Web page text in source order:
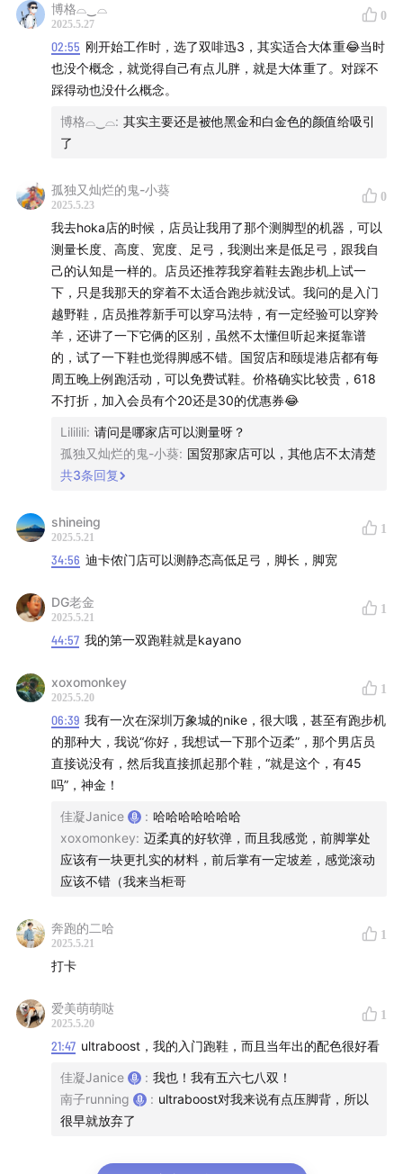
博格⌓‿⌓
2025.5.27
0
02:55 刚开始工作时，选了双啡迅3，其实适合大体重😂当时
也没个概念，就觉得自己有点儿胖，就是大体重了。对踩不
踩得动也没什么概念。
博格⌓‿⌓: 其实主要还是被他黑金和白金色的颜值给吸引
了
孤独又灿烂的鬼-小葵
2025.5.23
0
我去hoka店的时候，店员让我用了那个测脚型的机器，可以
测量长度、高度、宽度、足弓，我测出来是低足弓，跟我自
己的认知是一样的。店员还推荐我穿着鞋去跑步机上试一
下，只是我那天的穿着不太适合跑步就没试。我问的是入门
越野鞋，店员推荐新手可以穿马法特，有一定经验可以穿羚
羊，还讲了一下它俩的区别，虽然不太懂但听起来挺靠谱
的，试了一下鞋也觉得脚感不错。国贸店和颐堤港店都有每
周五晚上例跑活动，可以免费试鞋。价格确实比较贵，618
不打折，加入会员有个20还是30的优惠券😂
Lililili: 请问是哪家店可以测量呀？
孤独又灿烂的鬼-小葵: 国贸那家店可以，其他店不太清楚
共3条回复
shineing
2025.5.21
1
34:56 迪卡侬门店可以测静态高低足弓，脚长，脚宽
DG老金
2025.5.21
1
44:57 我的第一双跑鞋就是kayano
xoxomonkey
2025.5.20
1
06:39 我有一次在深圳万象城的nike，很大哦，甚至有跑步机
的那种大，我说“你好，我想试一下那个迈柔”，那个男店员
直接说没有，然后我直接抓起那个鞋，“就是这个，有45
吗”，神金！
佳凝Janice : 哈哈哈哈哈哈哈
xoxomonkey: 迈柔真的好软弹，而且我感觉，前脚掌处
应该有一块更扎实的材料，前后掌有一定坡差，感觉滚动
应该不错（我来当柜哥
奔跑的二哈
2025.5.21
1
打卡
爱美萌萌哒
2025.5.20
1
21:47 ultraboost，我的入门跑鞋，而且当年出的配色很好看
佳凝Janice : 我也！我有五六七八双！
南子running
: ultraboost对我来说有点压脚背，所以
很早就放弃了